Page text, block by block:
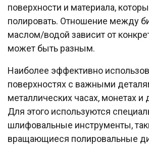
поверхности и материала,
полировать. Отношение между
маслом/водой зависит от
может быть разным.
Наиболее эффективно
поверхностях с важными
металлических часах, монетах и
Для этого используются
шлифовальные инструменты,
вращающиеся полировальные